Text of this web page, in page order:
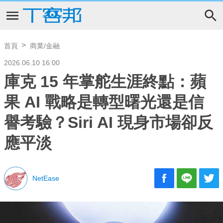
首頁 商業/金融
2026.06.10 16:00
庫克 15 年掌舵生涯終點：蘋
果 AI 戰略是轉型曙光還是信
譽考驗？Siri AI 現身市場卻反
應平淡
NetEase